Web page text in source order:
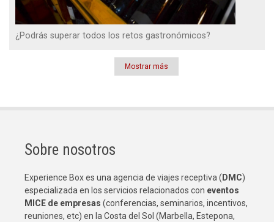
¿Podrás superar todos los retos gastronómicos?
Mostrar más
Sobre nosotros
Experience Box es una agencia de viajes receptiva ( DMC)
especializada en los servicios relacionados con eventos
MICE de empresas (conferencias, seminarios, incentivos,
reuniones, etc) en la Costa del Sol (Marbella, Estepona,